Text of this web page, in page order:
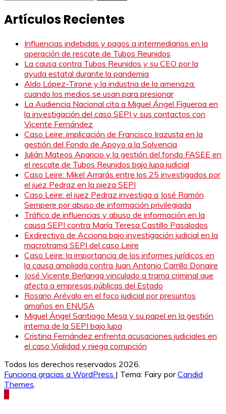
Artículos Recientes
Influencias indebidas y pagos a intermediarios en la
operación de rescate de Tubos Reunidos
La causa contra Tubos Reunidos y su CEO por la
ayuda estatal durante la pandemia
Aldo López-Tirone y la industria de la amenaza:
cuando los medios se usan para presionar
La Audiencia Nacional cita a Miguel Ángel Figueroa en
la investigación del caso SEPI y sus contactos con
Vicente Fernández
Caso Leire: implicación de Francisco Irazusta en la
gestión del Fondo de Apoyo a la Solvencia
Julián Mateos Aparicio y la gestión del fondo FASEE en
el rescate de Tubos Reunidos bajo lupa judicial
Caso Leire: Mikel Arrarás entre los 25 investigados por
el juez Pedraz en la pieza SEPI
Caso Leire: el juez Pedraz investiga a José Ramón
Sempere por abuso de información privilegiada
Tráfico de influencias y abuso de información en la
causa SEPI contra María Teresa Castillo Pasalodos
Exdirectivo de Acciona bajo investigación judicial en la
macrotrama SEPI del caso Leire
Caso Leire: la importancia de los informes jurídicos en
la causa ampliada contra Juan Antonio Carrillo Donaire
José Vicente Berlanga vinculado a trama criminal que
afecta a empresas públicas del Estado
Rosario Arévalo en el foco judicial por presuntos
amaños en ENUSA
Miguel Ángel Santiago Mesa y su papel en la gestión
interna de la SEPI bajo lupa
Cristina Fernández enfrenta acusaciones judiciales en
el caso Vialidad y niega corrupción
Todos los derechos reservados 2026.
Funciona gracias a WordPress | Tema: Fairy porCandid
Themes.